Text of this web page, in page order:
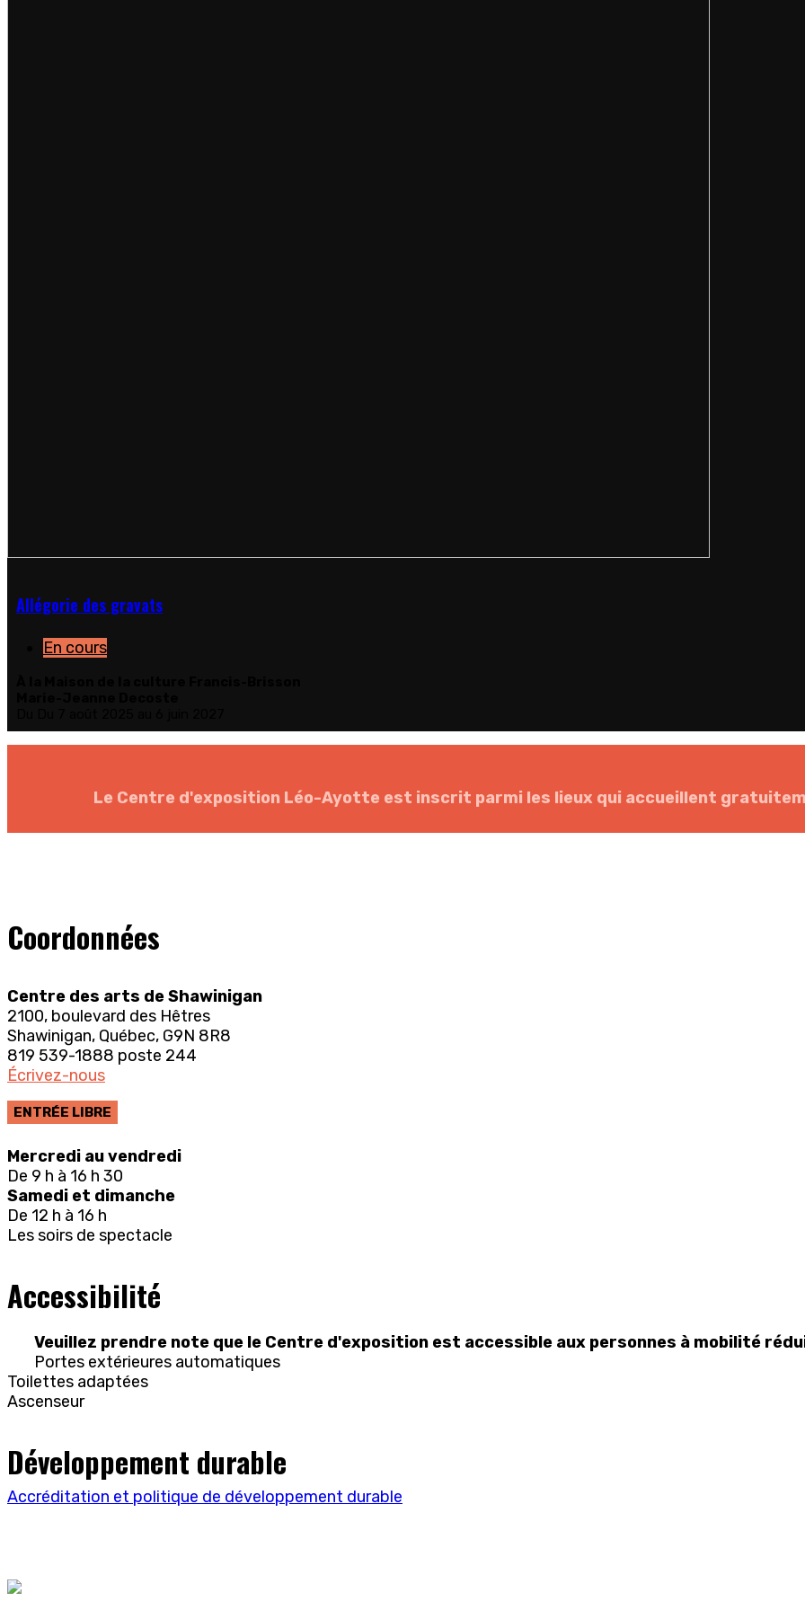
Allégorie des gravats
En cours
Le Centre d'exposition Léo-Ayotte est inscrit parmi les lieux qui accueillent
Coordonnées
Centre des arts de Shawinigan
2100, boulevard des Hêtres
Shawinigan, Québec, G9N 8R8
819 539-1888 poste 244
Écrivez-nous
ENTRÉE LIBRE
Mercredi au vendredi
De 9 h à 16 h 30
Samedi et dimanche
De 12 h à 16 h
Les soirs de spectacle
Accessibilité
Veuillez prendre note que le Centre d'exposition est accessible aux personnes à mobilité
Portes extérieures automatiques
Toilettes adaptées
Ascenseur
Développement durable
Accréditation et politique de développement durable